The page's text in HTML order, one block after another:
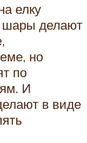
елку
шары делают
но
по
И
в виде